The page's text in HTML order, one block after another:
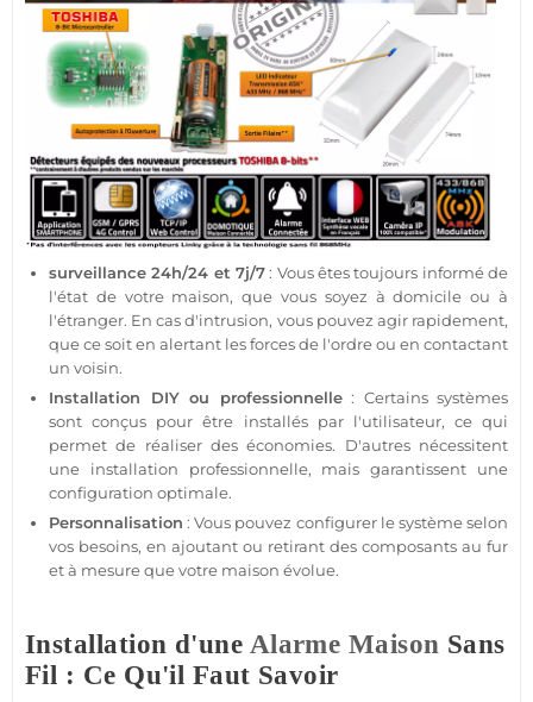
surveillance 24h/24 et 7j/7: Vous êtes toujours informé de
l'état de votre maison, que vous soyez à domicile ou à
l'étranger. En cas d'intrusion, vous pouvez agir rapidement,
que ce soit en alertant les forces de l'ordre ou en contactant
un voisin.
Installation DIY ou professionnelle: Certains systèmes
sont conçus pour être installés par l'utilisateur, ce qui
permet de réaliser des économies. D'autres nécessitent
une installation professionnelle, mais garantissent une
configuration optimale.
Personnalisation : Vous pouvez configurer lesystèmeselon
vos besoins, en ajoutant ou retirant des composants au fur
et à mesure que votre maison évolue.
Installation d'une Alarme Maison Sans
Fil : Ce Qu'il Faut Savoir